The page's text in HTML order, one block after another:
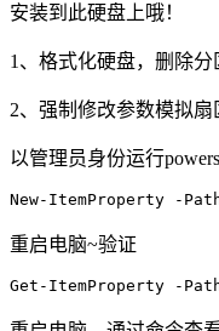
安装到此硬盘上哦！
1、格式化硬盘，删除
2、强制修改参数模拟
以管理员身份运行
New-ItemProperty -
重启电脑~验证
Get-ItemProperty -